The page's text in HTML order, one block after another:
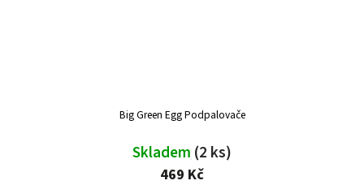
Big Green Egg Podpalovače
Skladem (2 ks)
469 Kč